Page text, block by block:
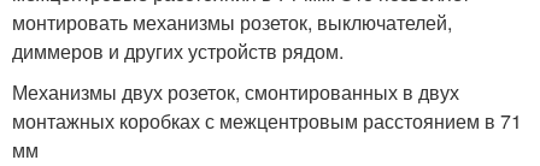
монтировать механизмы розеток, выключателей,
диммеров и других устройств рядом.
Механизмы двух розеток, смонтированных в двух
монтажных коробках с межцентровым расстоянием в 71
мм